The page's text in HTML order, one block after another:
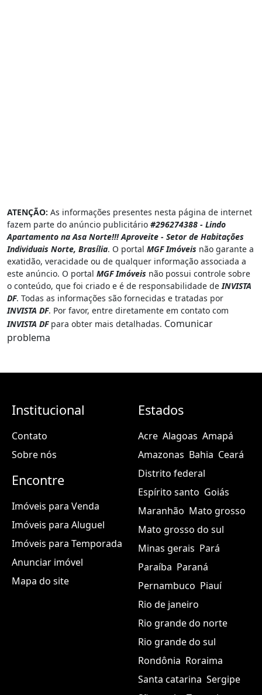
ITNET:
900.000,00$
?
P
RÉDIO EM CEILÂNDIA:
930.000,00$
?
? APARTAMENTO NA CNB 12:
Características do apartamento:
Permitido Animais
Condomínio Fechado
Portaria
Imóvel novo
ATENÇÃO: As informações presentes nesta página de internet
fazem parte do anúncio publicitário #296274388 - Lindo
Apartamento na Asa Norte!!! Aproveite - Setor de Habitações
Individuais Norte, Brasília. O portal MGF Imóveis não garante a
exatidão, veracidade ou de qualquer informação associada a
este anúncio. O portal MGF Imóveis não possui controle sobre
o conteúdo, que foi criado e é de responsabilidade deINVISTA
DF. Todas as informações são fornecidas e tratadas por
INVISTA DF. Por favor, entre diretamente em contato com
INVISTA DFpara obter mais detalhadas. Comunicar
problema
Institucional
Contato
Sobre nós
Encontre
Imóveis para Venda
Imóveis para Aluguel
Imóveis para Temporada
Anunciar imóvel
Mapa do site
Estados
Acre Alagoas Amapá
Amazonas Bahia Ceará
Distrito federal
Espírito santo Goiás
Maranhão Mato grosso
Mato grosso do sul
Minas gerais Pará
Paraíba Paraná
Pernambuco Piauí
Rio de janeiro
Rio grande do norte
Rio grande do sul
Rondônia Roraima
Santa catarina Sergipe